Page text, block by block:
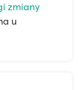
zmiany
u